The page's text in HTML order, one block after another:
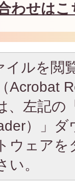
わせは
イルを閲
Acrobat
、左記の
）」
ウェア
。